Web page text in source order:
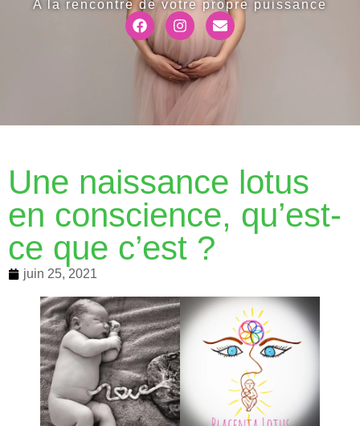
A la rencontre de votre propre puissance
Une naissance lotus
en conscience, qu’est-
ce que c’est ?
juin 25, 2021